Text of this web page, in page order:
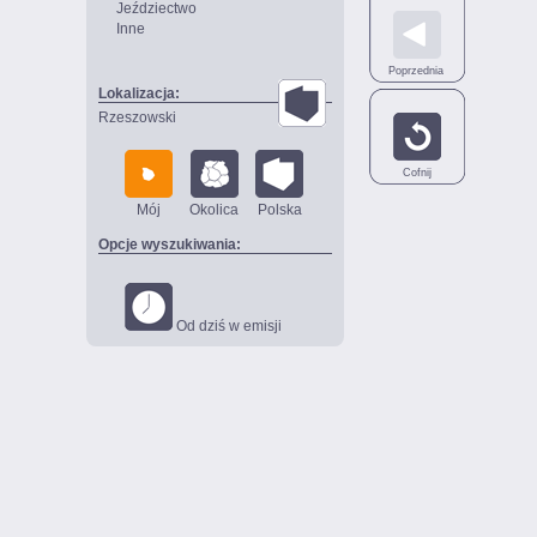
Jeździectwo
Inne
Lokalizacja:
Rzeszowski
Mój Okolica Polska
Opcje wyszukiwania:
Od dziś w emisji
Poprzednia
Cofnij